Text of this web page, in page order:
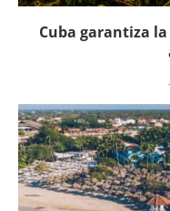
Cuba garantiza